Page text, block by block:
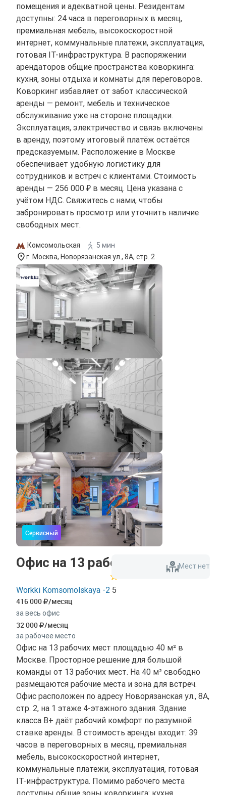
помещения и адекватной цены. Резидентам
доступны: 24 часа в переговорных в месяц,
премиальная мебель, высокоскоростной
интернет, коммунальные платежи, эксплуатация,
готовая IT-инфраструктура. В распоряжении
арендаторов общие пространства коворкинга:
кухня, зоны отдыха и комнаты для переговоров.
Коворкинг избавляет от забот классической
аренды — ремонт, мебель и техническое
обслуживание уже на стороне площадки.
Эксплуатация, электричество и связь включены
в аренду, поэтому итоговый платёж остаётся
предсказуемым. Расположение в Москве
обеспечивает удобную логистику для
сотрудников и встреч с клиентами. Стоимость
аренды — 256 000 ₽ в месяц. Цена указана с
учётом НДС. Свяжитесь с нами, чтобы
забронировать просмотр или уточнить наличие
свободных мест.
Комсомольская
5 мин
г. Москва, Новорязанская ул., 8А, стр. 2
Сервисный
Офис на 13 рабочих мест
Workki Komsomolskaya -2 5
416 000 /месяц
за весь офис
32 000 /месяц
за рабочее место
Офис на 13 рабочих мест площадью 40 м² в
Москве. Просторное решение для большой
команды от 13 рабочих мест. На 40 м² свободно
размещаются рабочие места и зона для встреч.
Офис расположен по адресу Новорязанская ул., 8А,
стр. 2, на 1 этаже 4-этажного здания. Здание
класса B+ даёт рабочий комфорт по разумной
ставке аренды. В стоимость аренды входит: 39
часов в переговорных в месяц, премиальная
мебель, высокоскоростной интернет,
коммунальные платежи, эксплуатация, готовая
IT-инфраструктура. Помимо рабочего места
доступны общие зоны коворкинга: кухня,
Мест нет